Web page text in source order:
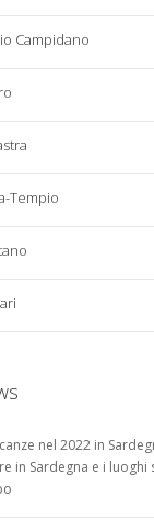
Campidano
Tempio
nel 2022 in
in Sardegna e i luoghi